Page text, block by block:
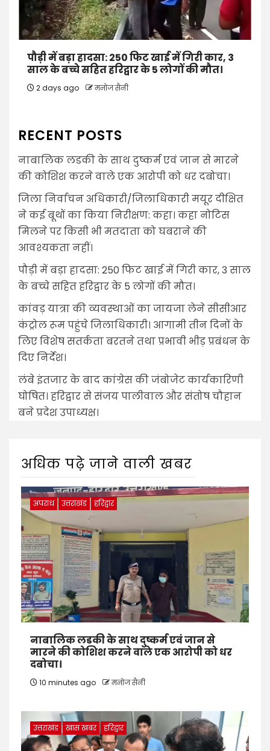
पौड़ी में बड़ा हादसा: 250 फिट खाई में गिरी कार, 3
साल के बच्चे सहित हरिद्वार के 5 लोगों की मौत।
2 days ago मनोज सैनी
RECENT POSTS
नाबालिक लडकी के साथ दुष्कर्म एवं जान से मारने
की कोशिश करने वाले एक आरोपी को धर दबोचा।
जिला निर्वाचन अधिकारी/जिलाधिकारी मयूर दीक्षित
ने कई बूथों का किया निरीक्षण: कहा। कहा नोटिस
मिलने पर किसी भी मतदाता को घबराने की
आवश्यकता नहीं।
पौड़ी में बड़ा हादसा: 250 फिट खाई में गिरी कार, 3 साल
के बच्चे सहित हरिद्वार के 5 लोगों की मौत।
कांवड़ यात्रा की व्यवस्थाओं का जायजा लेने सीसीआर
कंट्रोल रूम पहुंचे जिलाधिकारी। आगामी तीन दिनों के
लिए विशेष सतर्कता बरतने तथा प्रभावी भीड़ प्रबंधन के
दिए निर्देश।
लंबे इंतजार के बाद कांग्रेस की जंबोजेट कार्यकारिणी
घोषित। हरिद्वार से संजय पालीवाल और संतोष चौहान
बने प्रदेश उपाध्यक्ष।
अधिक पढ़े जाने वाली खबर
अपराध उत्तराखंड हरिद्वार
नाबालिक लडकी के साथ दुष्कर्म एवं जान से
मारने की कोशिश करने वाले एक आरोपी को धर
दबोचा।
10 minutes ago मनोज सैनी
उत्तराखंड खास खबर हरिद्वार